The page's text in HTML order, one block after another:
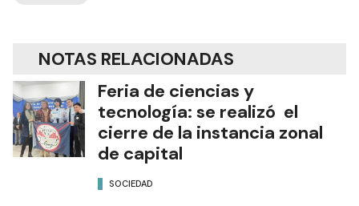
NOTAS RELACIONADAS
Feria de ciencias y
tecnología: se realizó el
cierre de la instancia zonal
de capital
SOCIEDAD